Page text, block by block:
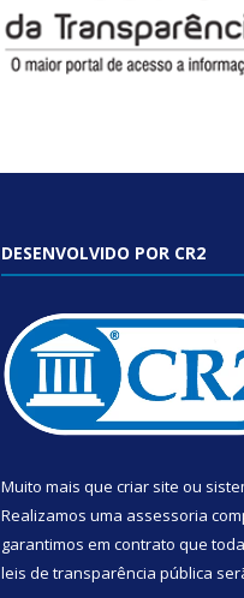
DESENVOLVIDO POR CR2
Muito mais que criar site ou
Realizamos uma assessoria
garantimos em contrato que
leis de transparência pública